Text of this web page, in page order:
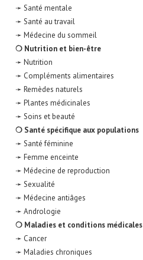
➛ Santé mentale
➛ Santé au travail
➛ Médecine du sommeil
❍ Nutrition et bien-être
➛ Nutrition
➛ Compléments alimentaires
➛ Remèdes naturels
➛ Plantes médicinales
➛ Soins et beauté
❍ Santé spécifique aux populations
➛ Santé féminine
➛ Femme enceinte
➛ Médecine de reproduction
➛ Sexualité
➛ Médecine antiâges
➛ Andrologie
❍ Maladies et conditions médicales
➛ Cancer
➛ Maladies chroniques